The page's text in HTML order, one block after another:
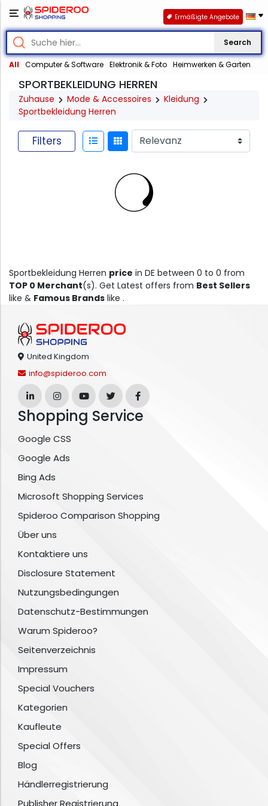
Search
All Computer & Software Elektronik & Foto Heimwerken & Garten
Ermäßigte Angebote
SPORTBEKLEIDUNG HERREN
Zuhause Mode & Accessoires
Kleidung
Sportbekleidung Herren
Filters
Sportbekleidung Herren price in DE between 0 to 0 from
TOP 0 Merchant(s). Get Latest offers from Best Sellers
like & Famous Brands like .
United Kingdom
info@spideroo.com
Shopping Service
Google CSS
Google Ads
Bing Ads
Microsoft Shopping Services
Spideroo Comparison Shopping
Über uns
Kontaktiere uns
Disclosure Statement
Nutzungsbedingungen
Datenschutz-Bestimmungen
Warum Spideroo?
Seitenverzeichnis
Impressum
Special Vouchers
Kategorien
Kaufleute
Special Offers
Blog
Händlerregistrierung
Publisher Registrierung